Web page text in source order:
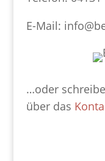
E-Mail:
…oder
über das